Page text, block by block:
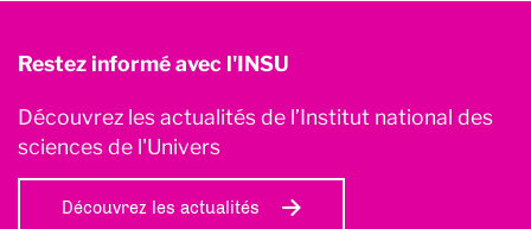
Restez informé avec l'INSU
Découvrez les actualités de l’Institut national des
sciences de l'Univers
Découvrez les actualités